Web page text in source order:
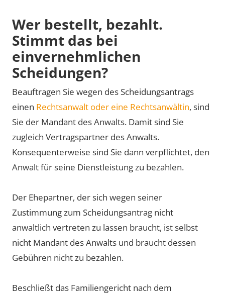
Wer bestellt, bezahlt.
Stimmt das bei
einvernehmlichen
Scheidungen?
Beauftragen Sie wegen des Scheidungsantrags
einen Rechtsanwalt oder eine Rechtsanwältin, sind
Sie der Mandant des Anwalts. Damit sind Sie
zugleich Vertragspartner des Anwalts.
Konsequenterweise sind Sie dann verpflichtet, den
Anwalt für seine Dienstleistung zu bezahlen.
Der Ehepartner, der sich wegen seiner
Zustimmung zum Scheidungsantrag nicht
anwaltlich vertreten zu lassen braucht, ist selbst
nicht Mandant des Anwalts und braucht dessen
Gebühren nicht zu bezahlen.
Beschließt das Familiengericht nach dem